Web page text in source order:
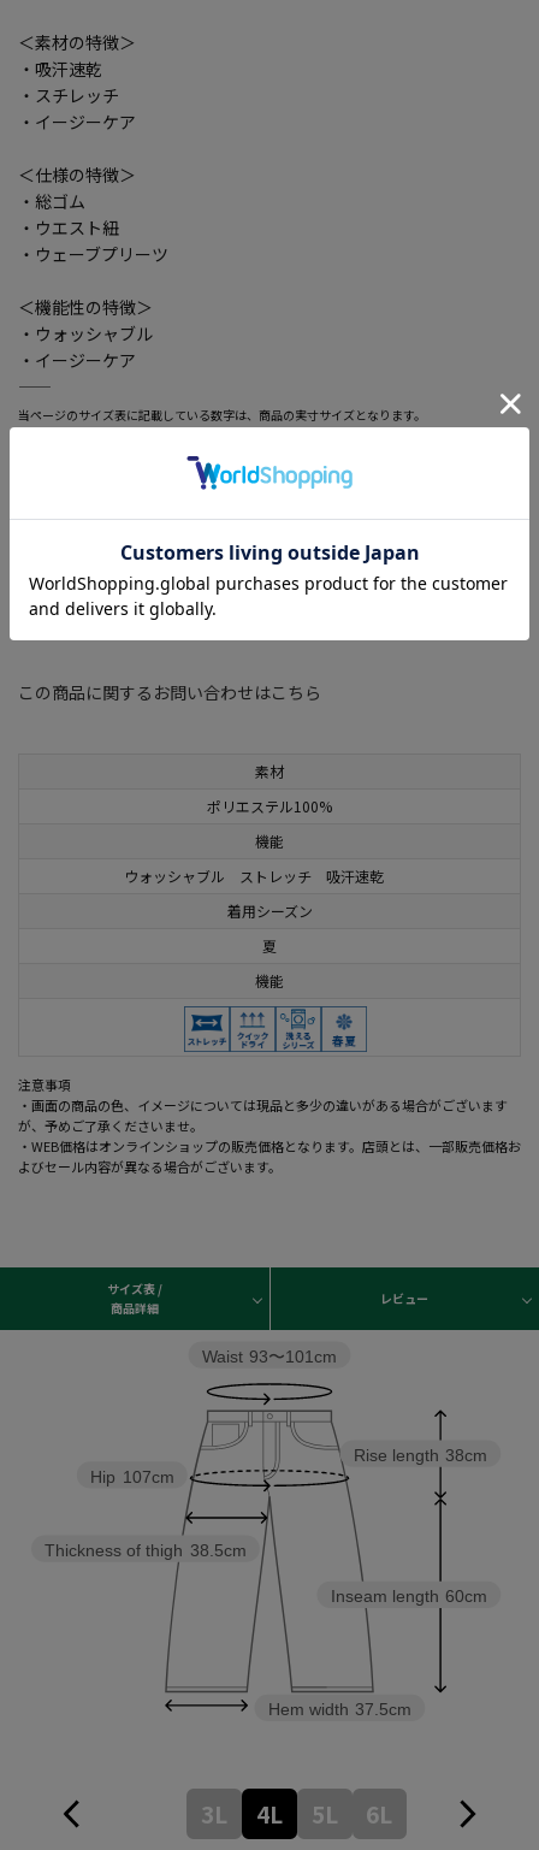
素材
ポリエステル100%
機能
ウォッシャブル ストレッチ 吸汗速乾
着用シーズン
夏
機能
注意事項
・画面の商品の色、イメージについては現品と多少の違いがある場合がございます
が、予めご了承くださいませ。
・WEB価格はオンラインショップの販売価格となります。店頭とは、一部販売価格お
よびセール内容が異なる場合がございます。
＜素材の特徴＞
・吸汗速乾
・スチレッチ
・イージーケア
＜仕様の特徴＞
・総ゴム
・ウエスト紐
・ウェーブプリーツ
＜機能性の特徴＞
・ウォッシャブル
・イージーケア
―――――――――――――――――――――――
当ページのサイズ表に記載している数字は、商品の実寸サイズとなります。
ード寸の目安となりますので、実寸サイズと異なる場合がございます。
・Viola®は、帝人フロンティア（株）が所有する登録商標
関連タグ： #Viola #暑さ対策レディースボトムス
#期間限定SALE(レディース)
この商品に関するお問い合わせはこちら
サイズ表 /
商品詳細
レビュー
Inseam length 60cm
Rise length 38cm
Hem width 37.5cm
Thickness of thigh 38.5cm
Hip 107cm
Waist 93〜101cm
3L 4L 5L 6L